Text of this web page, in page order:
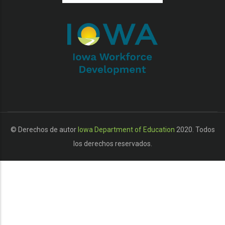
© Derechos de autor Iowa Department of Education 2020. Todos
los derechos reservados.